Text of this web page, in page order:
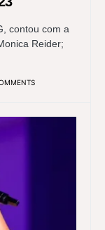
contou com a
Reider;